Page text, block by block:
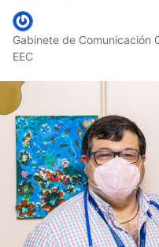
Gabinete de Comunicación
EEC